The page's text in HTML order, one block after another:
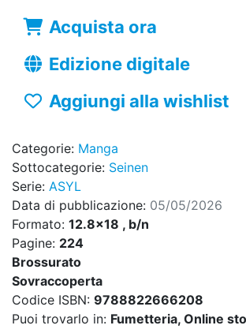
Acquista ora
Edizione digitale
Aggiungi alla wishlist
Categorie: Manga
Sottocategorie: Seinen
Serie: ASYL
Data di pubblicazione: 05/05/2026
Formato: 12.8x18 , b/n
Pagine: 224
Brossurato
Sovraccoperta
Codice ISBN: 9788822666208
Puoi trovarlo in: Fumetteria, Online